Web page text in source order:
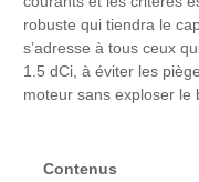
robuste qui tiendra le
s’adresse à tous ceux
1.5 dCi, à éviter les
moteur sans exploser le
Contenus